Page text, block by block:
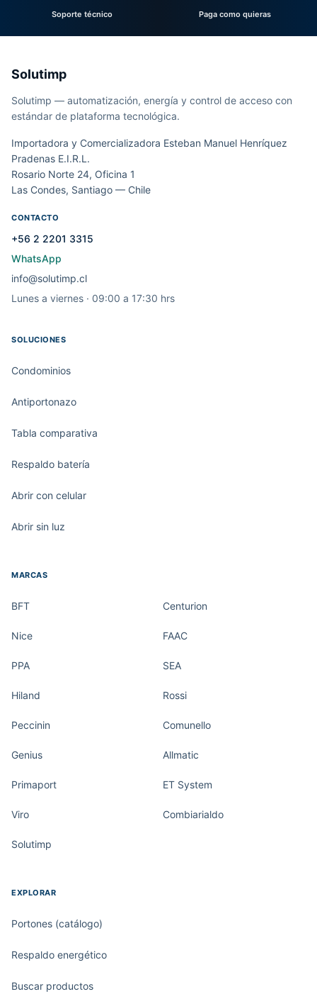
Soporte técnico Paga como quieras
Solutimp
Solutimp — automatización, energía y control de acceso con
estándar de plataforma tecnológica.
Importadora y Comercializadora Esteban Manuel Henríquez
Pradenas E.I.R.L.
Rosario Norte 24, Oficina 1
Las Condes, Santiago — Chile
CONTACTO
+56 2 2201 3315
WhatsApp
info@solutimp.cl
Lunes a viernes · 09:00 a 17:30 hrs
SOLUCIONES
Condominios
Antiportonazo
Tabla comparativa
Respaldo batería
Abrir con celular
Abrir sin luz
MARCAS
BFT Centurion
Nice FAAC
PPA SEA
Hiland Rossi
Peccinin Comunello
Genius Allmatic
Primaport ET System
Viro Combiarialdo
Solutimp
EXPLORAR
Portones (catálogo)
Respaldo energético
Buscar productos